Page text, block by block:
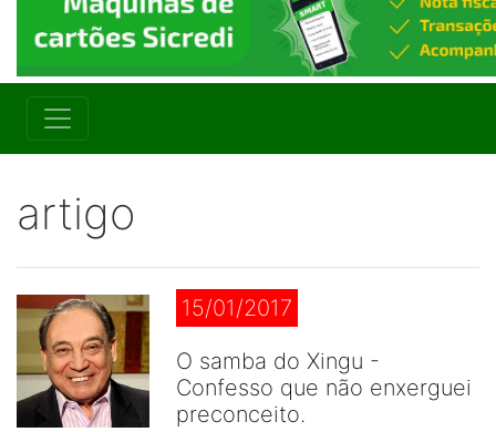
artigo
15/01/2017
O samba do Xingu -
Confesso que não enxerguei
preconceito.